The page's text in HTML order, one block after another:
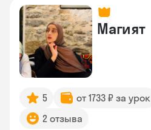
Магият
5 от 1733 ₽ за урок
2 отзыва